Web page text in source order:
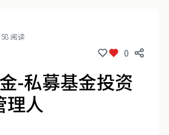
58 阅读
0
-私募基金投资
理人